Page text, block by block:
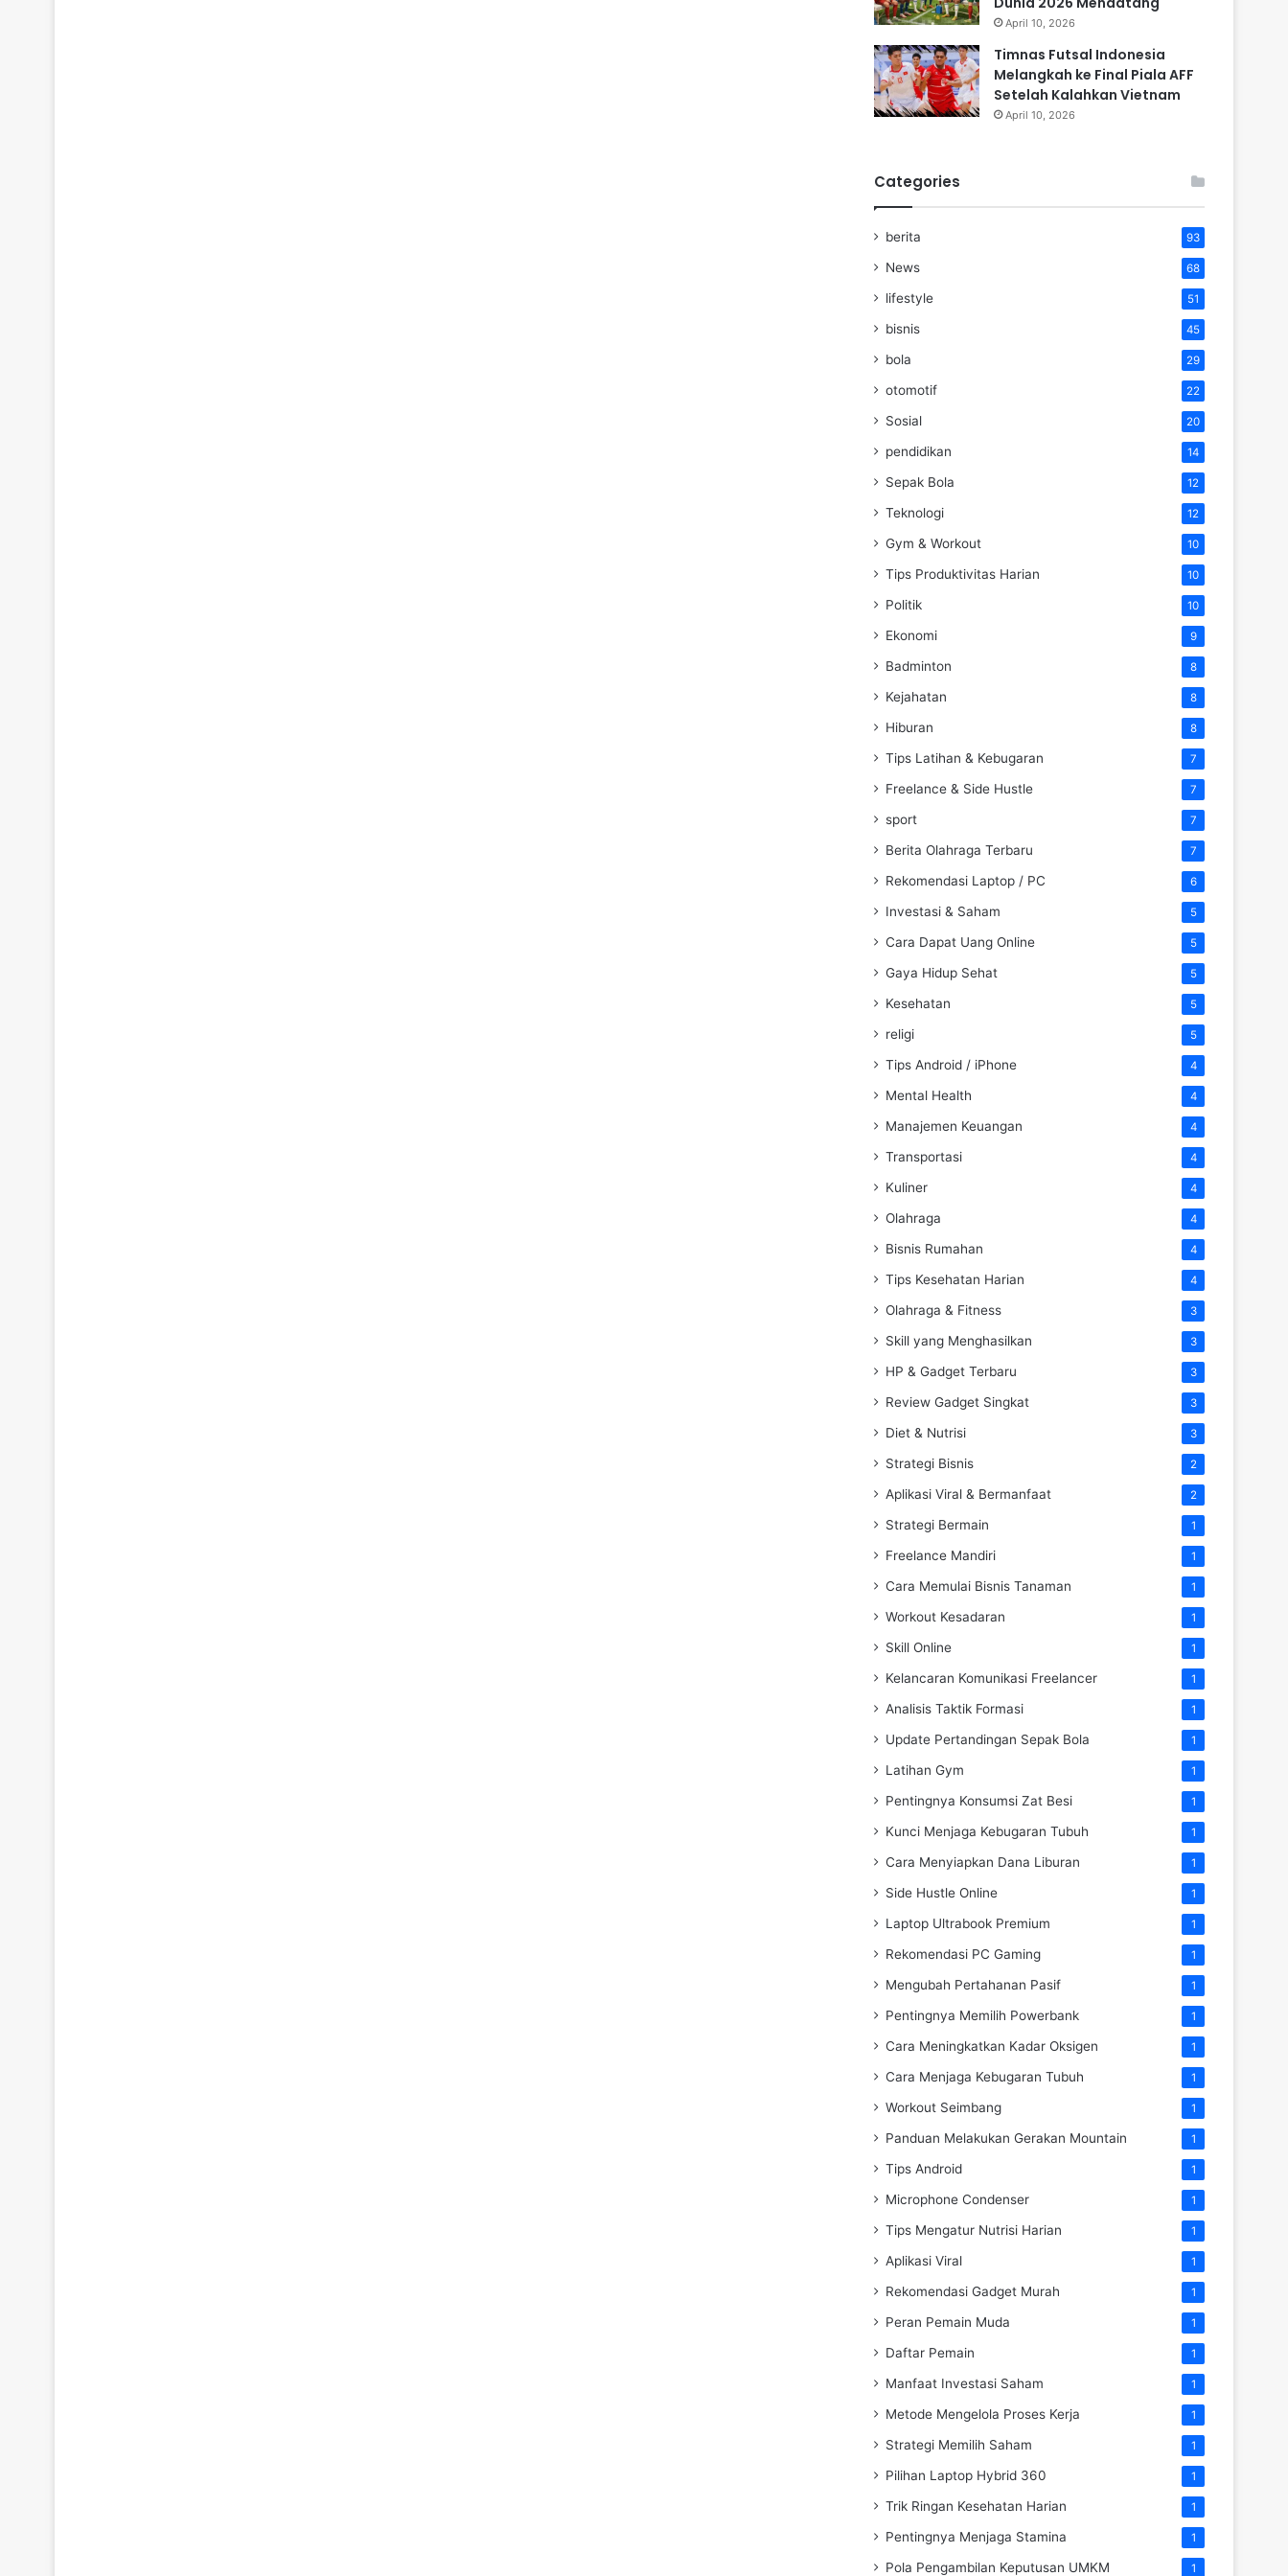
April 10, 2026
Timnas Futsal Indonesia
Melangkah ke Final Piala AFF
Setelah Kalahkan Vietnam
April 10, 2026
Categories
berita 93
News 68
lifestyle 51
bisnis 45
bola 29
otomotif 22
Sosial 20
pendidikan 14
Sepak Bola 12
Teknologi 12
Gym & Workout 10
Tips Produktivitas Harian 10
Politik 10
Ekonomi 9
Badminton 8
Kejahatan 8
Hiburan 8
Tips Latihan & Kebugaran 7
Freelance & Side Hustle 7
sport 7
Berita Olahraga Terbaru 7
Rekomendasi Laptop / PC 6
Investasi & Saham 5
Cara Dapat Uang Online 5
Gaya Hidup Sehat 5
Kesehatan 5
religi 5
Tips Android / iPhone 4
Mental Health 4
Manajemen Keuangan 4
Transportasi 4
Kuliner 4
Olahraga 4
Bisnis Rumahan 4
Tips Kesehatan Harian 4
Olahraga & Fitness 3
Skill yang Menghasilkan 3
HP & Gadget Terbaru 3
Review Gadget Singkat 3
Diet & Nutrisi 3
Strategi Bisnis 2
Aplikasi Viral & Bermanfaat 2
Strategi Bermain 1
Freelance Mandiri 1
Cara Memulai Bisnis Tanaman 1
Workout Kesadaran 1
Skill Online 1
Kelancaran Komunikasi Freelancer 1
Analisis Taktik Formasi 1
Update Pertandingan Sepak Bola 1
Latihan Gym 1
Pentingnya Konsumsi Zat Besi 1
Kunci Menjaga Kebugaran Tubuh 1
Cara Menyiapkan Dana Liburan 1
Side Hustle Online 1
Laptop Ultrabook Premium 1
Rekomendasi PC Gaming 1
Mengubah Pertahanan Pasif 1
Pentingnya Memilih Powerbank 1
Cara Meningkatkan Kadar Oksigen 1
Cara Menjaga Kebugaran Tubuh 1
Workout Seimbang 1
Panduan Melakukan Gerakan Mountain 1
Tips Android 1
Microphone Condenser 1
Tips Mengatur Nutrisi Harian 1
Aplikasi Viral 1
Rekomendasi Gadget Murah 1
Peran Pemain Muda 1
Daftar Pemain 1
Manfaat Investasi Saham 1
Metode Mengelola Proses Kerja 1
Strategi Memilih Saham 1
Pilihan Laptop Hybrid 360 1
Trik Ringan Kesehatan Harian 1
Pentingnya Menjaga Stamina 1
Pola Pengambilan Keputusan UMKM 1